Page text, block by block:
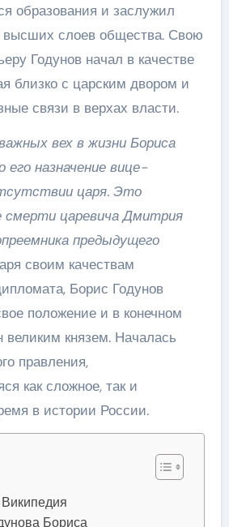
образования и заслужил
высших слоев общества. Свою
Годунов начал в качестве
близко с царским двором и
связи в верхах власти.
вех в жизни Бориса
его назначение вице-
царя. Это
смерти царевича Дмитрия
предыдущего
своим качествам
Борис Годунов
положение и в конечном
великим князем. Началась
правления,
как сложное, так и
в истории России.
Бориса